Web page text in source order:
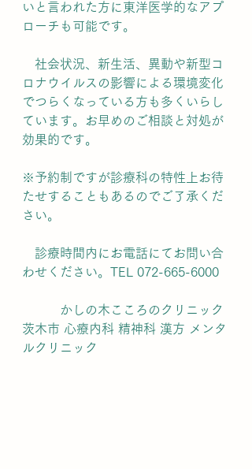
いと言われた方に東洋医学的なアプ
ローチも可能です。
社会状況、新生活、異動や新型コ
ロナウイルスの影響による環境変化
でつらくなっている方も多くいらし
ています。お早めのご相談と対処が
効果的です。
※予約制ですが診療科の特性上お待
たせすることもあるのでご了承くだ
さい。
診療時間内にお電話にてお問い合
わせください。TEL 072-665-6000
かしの木こころのクリニック
茨木市 心療内科 精神科 漢方 メンタ
ルクリニック